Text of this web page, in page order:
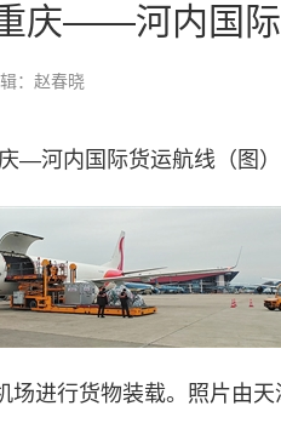
庆——河内国
：赵春晓
河内国际货运航线（图）
场进行货物装载。照片由